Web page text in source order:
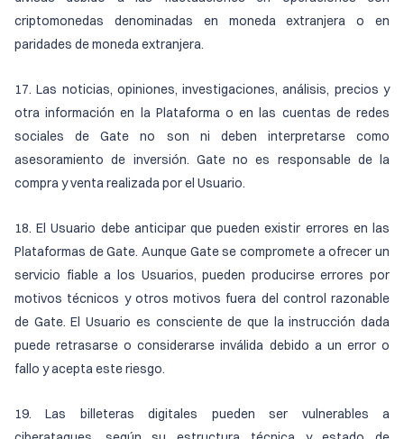
criptomonedas denominadas en moneda extranjera o en
paridades de moneda extranjera.
17. Las noticias, opiniones, investigaciones, análisis, precios y
otra información en la Plataforma o en las cuentas de redes
sociales de Gate no son ni deben interpretarse como
asesoramiento de inversión. Gate no es responsable de la
compra y venta realizada por el Usuario.
18. El Usuario debe anticipar que pueden existir errores en las
Plataformas de Gate. Aunque Gate se compromete a ofrecer un
servicio fiable a los Usuarios, pueden producirse errores por
motivos técnicos y otros motivos fuera del control razonable
de Gate. El Usuario es consciente de que la instrucción dada
puede retrasarse o considerarse inválida debido a un error o
fallo y acepta este riesgo.
19. Las billeteras digitales pueden ser vulnerables a